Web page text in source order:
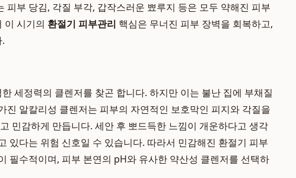
피부 당김, 각질 부각, 갑작스러운 뾰루지 등은 모두 약해진 피부
이 시기의 환절기 피부관리 핵심은 무너진 피부 장벽을 회복하고,
세정력의 클렌저를 찾곤 합니다. 하지만 이는 불난 집에 부채질
진 알칼리성 클렌저는 피부의 자연적인 보호막인 피지와 각질을
민감하게 만듭니다. 세안 후 뽀드득한 느낌이 개운하다고 생각
있다는 위험 신호일 수 있습니다. 따라서 민감해진 환절기 피부
필수적이며, 피부 본연의 pH와 유사한 약산성 클렌저를 선택하